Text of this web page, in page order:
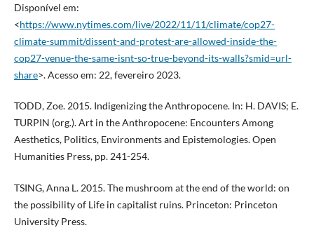
Disponível em:
<https://www.nytimes.com/live/2022/11/11/climate/cop27-
climate-summit/dissent-and-protest-are-allowed-inside-the-
cop27-venue-the-same-isnt-so-true-beyond-its-walls?smid=url-
share>. Acesso em: 22, fevereiro 2023.
TODD, Zoe. 2015. Indigenizing the Anthropocene. In: H. DAVIS; E.
TURPIN (org.). Art in the Anthropocene: Encounters Among
Aesthetics, Politics, Environments and Epistemologies. Open
Humanities Press, pp. 241-254.
TSING, Anna L. 2015. The mushroom at the end of the world: on
the possibility of Life in capitalist ruins. Princeton: Princeton
University Press.